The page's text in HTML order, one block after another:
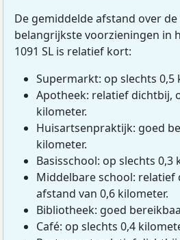
De gemiddelde afstand over
belangrijkste voorzieningen in
1091 SL is relatief kort:
Supermarkt: op slechts
Apotheek: relatief dichtbij,
kilometer.
Huisartsenpraktijk: goed
kilometer.
Basisschool: op slechts
Middelbare school: relatief
afstand van 0,6 kilometer.
Bibliotheek: goed
Café: op slechts 0,4